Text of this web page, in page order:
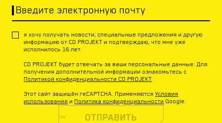
Введите электронную почту
я хочу получать новости, специальные предложения и другую
информацию от CD PROJEKT и подтверждаю, что мне уже
исполнилось 16 лет.
CD PROJEKT будет отвечать за ваши персональные данные. Для
получения дополнительной информации ознакомьтесь с
Политикой конфиденциальности CD PROJEKT
Этот сайт защищён reCAPTCHA. Применяются Условия
использования и Политика конфиденциальности Google.
ОТПРАВИТЬ